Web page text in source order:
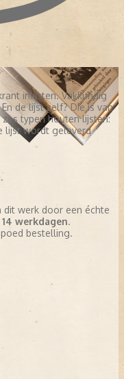
inlijsten. Vakkundig
de lijst zelf? Die is van
typen houten lijsten:
lijst wordt geleverd
dit werk door een échte
werkdagen.
bestelling.